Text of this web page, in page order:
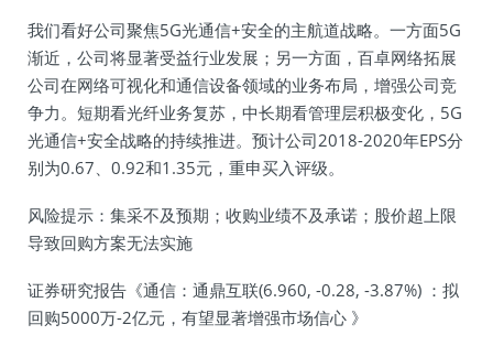
我们看好公司聚焦5G光通信+安全的主航道战略。一方面5G
渐近，公司将显著受益行业发展；另一方面，百卓网络拓展
公司在网络可视化和通信设备领域的业务布局，增强公司竞
争力。短期看光纤业务复苏，中长期看管理层积极变化，5G
光通信+安全战略的持续推进。预计公司2018-2020年EPS分
别为0.67、0.92和1.35元，重申买入评级。
风险提示：集采不及预期；收购业绩不及承诺；股价超上限
导致回购方案无法实施
证券研究报告《通信：通鼎互联(6.960, -0.28, -3.87%) ：拟
回购5000万-2亿元，有望显著增强市场信心 》